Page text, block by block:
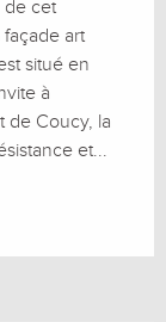
de cet
art
situé en
à
de Coucy, la
et...